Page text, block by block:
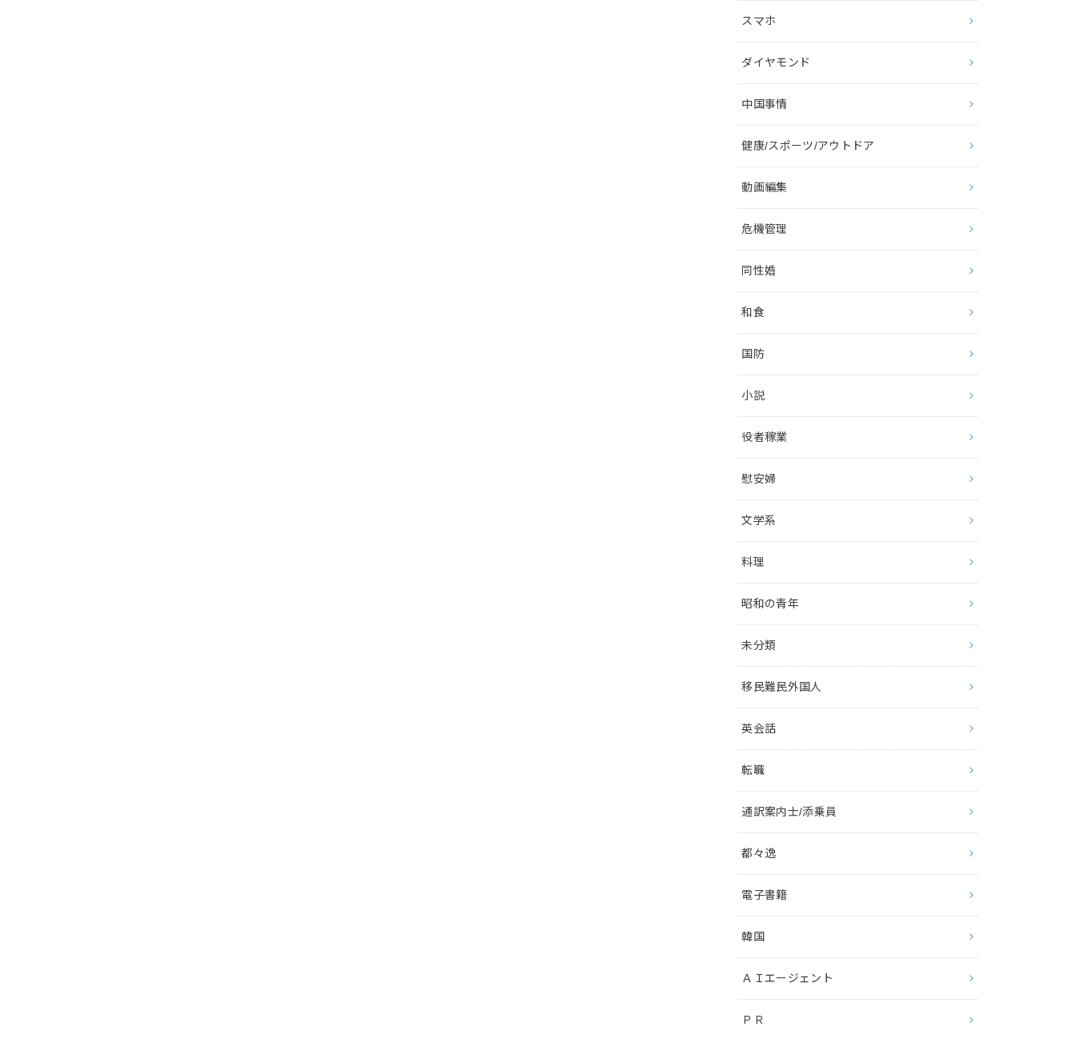
スマホ
ダイヤモンド
中国事情
健康/スポーツ/アウトドア
動画編集
危機管理
同性婚
和食
国防
小説
役者稼業
慰安婦
文学系
料理
昭和の青年
未分類
移民難民外国人
英会話
転職
通訳案内士/添乗員
都々逸
電子書籍
韓国
ＡＩエージェント
ＰＲ